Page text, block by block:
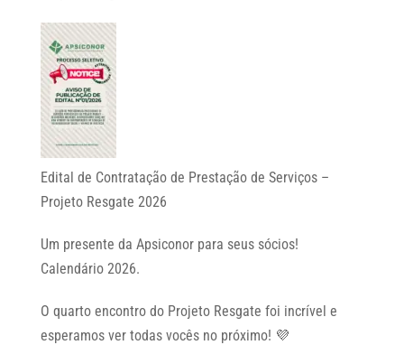
Edital de Contratação de Prestação de Serviços –
Projeto Resgate 2026
Um presente da Apsiconor para seus sócios!
Calendário 2026.
O quarto encontro do Projeto Resgate foi incrível e
esperamos ver todas vocês no próximo! 💜